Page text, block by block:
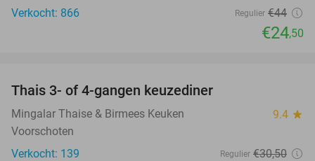
Verkocht: 866
Regulier €44
€24,50
Thais 3- of 4-gangen keuzediner
Mingalar Thaise & Birmees Keuken 9.4 star
Voorschoten
Verkocht: 139
Regulier €30,50